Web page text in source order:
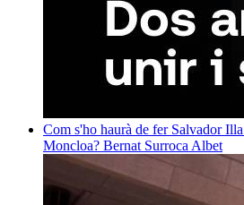
Com s'ho haurà de fer Salvador
Moncloa? Bernat Surroca Albet